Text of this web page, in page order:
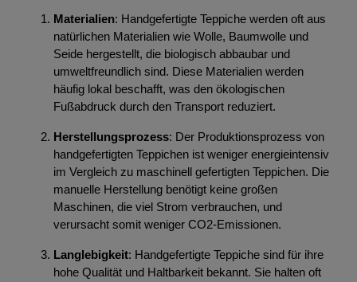
Materialien: Handgefertigte Teppiche werden oft aus
natürlichen Materialien wie Wolle, Baumwolle und
Seide hergestellt, die biologisch abbaubar und
umweltfreundlich sind. Diese Materialien werden
häufig lokal beschafft, was den ökologischen
Fußabdruck durch den Transport reduziert.
Herstellungsprozess: Der Produktionsprozess von
handgefertigten Teppichen ist weniger energieintensiv
im Vergleich zu maschinell gefertigten Teppichen. Die
manuelle Herstellung benötigt keine großen
Maschinen, die viel Strom verbrauchen, und
verursacht somit weniger CO2-Emissionen.
Langlebigkeit: Handgefertigte Teppiche sind für ihre
hohe Qualität und Haltbarkeit bekannt. Sie halten oft